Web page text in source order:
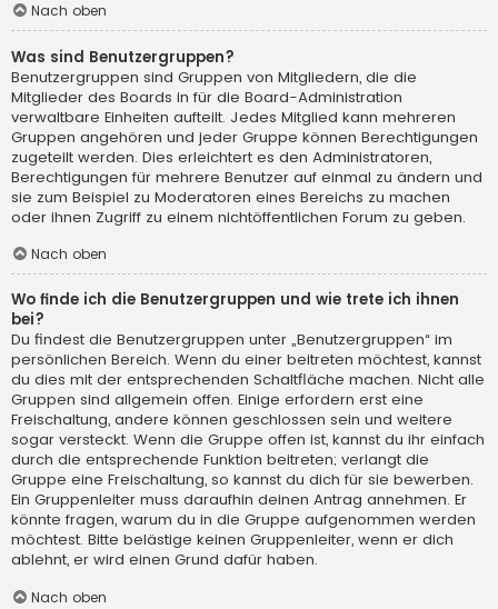
Nach oben
Was sind Benutzergruppen?
Benutzergruppen sind Gruppen von Mitgliedern, die die
Mitglieder des Boards in für die Board-Administration
verwaltbare Einheiten aufteilt. Jedes Mitglied kann mehreren
Gruppen angehören und jeder Gruppe können Berechtigungen
zugeteilt werden. Dies erleichtert es den Administratoren,
Berechtigungen für mehrere Benutzer auf einmal zu ändern und
sie zum Beispiel zu Moderatoren eines Bereichs zu machen
oder ihnen Zugriff zu einem nichtöffentlichen Forum zu geben.
Nach oben
Wo finde ich die Benutzergruppen und wie trete ich ihnen
bei?
Du findest die Benutzergruppen unter „Benutzergruppen“ im
persönlichen Bereich. Wenn du einer beitreten möchtest, kannst
du dies mit der entsprechenden Schaltfläche machen. Nicht alle
Gruppen sind allgemein offen. Einige erfordern erst eine
Freischaltung, andere können geschlossen sein und weitere
sogar versteckt. Wenn die Gruppe offen ist, kannst du ihr einfach
durch die entsprechende Funktion beitreten; verlangt die
Gruppe eine Freischaltung, so kannst du dich für sie bewerben.
Ein Gruppenleiter muss daraufhin deinen Antrag annehmen. Er
könnte fragen, warum du in die Gruppe aufgenommen werden
möchtest. Bitte belästige keinen Gruppenleiter, wenn er dich
ablehnt, er wird einen Grund dafür haben.
Nach oben